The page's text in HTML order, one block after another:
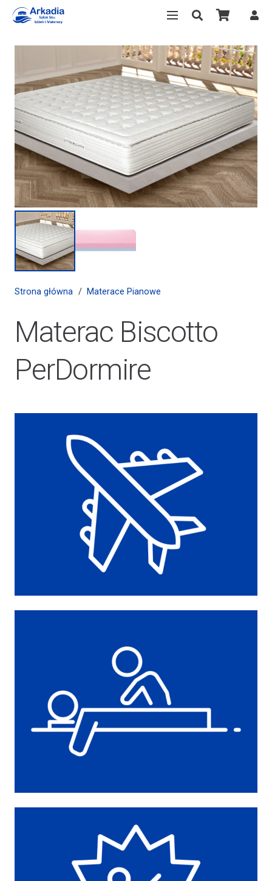
Strona główna / Materace Pianowe
Materac Biscotto
PerDormire